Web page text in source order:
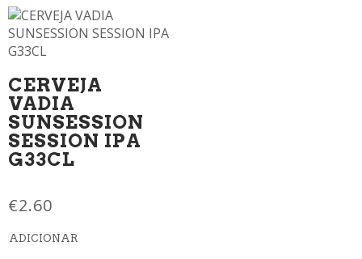
CERVEJA
VADIA
SUNSESSION
SESSION IPA
G33CL
€2.60
ADICIONAR